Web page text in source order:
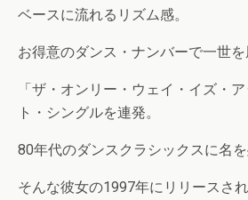
ベースに流れるリズム感。
お得意のダンス・ナンバーで一世を
「ザ・オンリー・ウェイ・イズ・
ト・シングルを連発。
80年代のダンスクラシックスに名を
そんな彼女の1997年にリリースさ